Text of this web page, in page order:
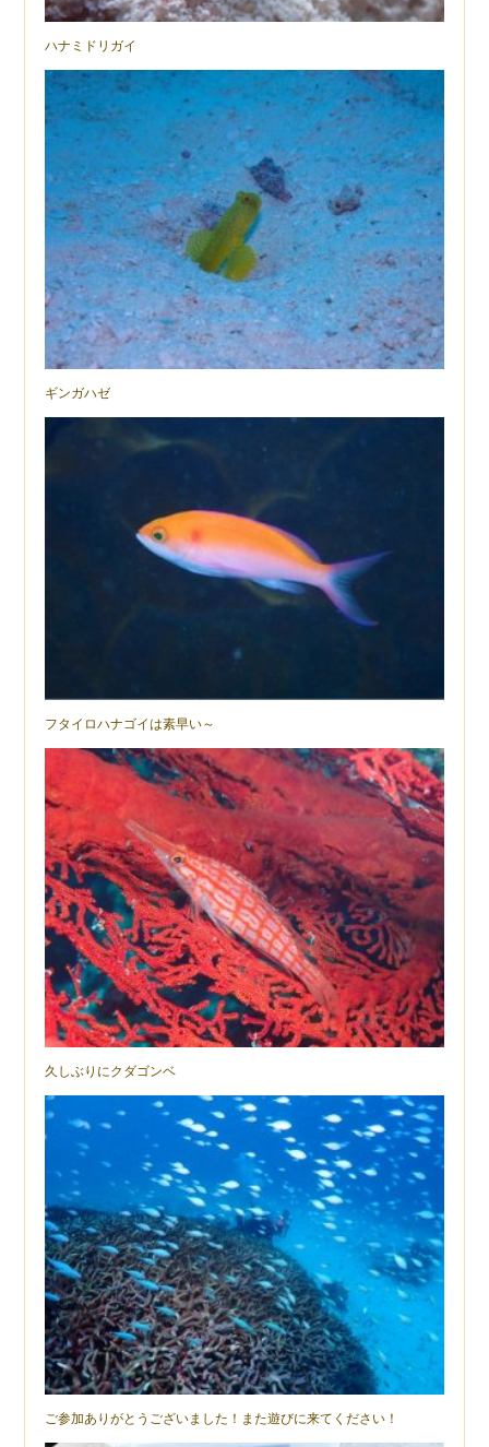
ハナミドリガイ
ギンガハゼ
フタイロハナゴイは素早い～
久しぶりにクダゴンベ
ご参加ありがとうございました！また遊びに来てください！